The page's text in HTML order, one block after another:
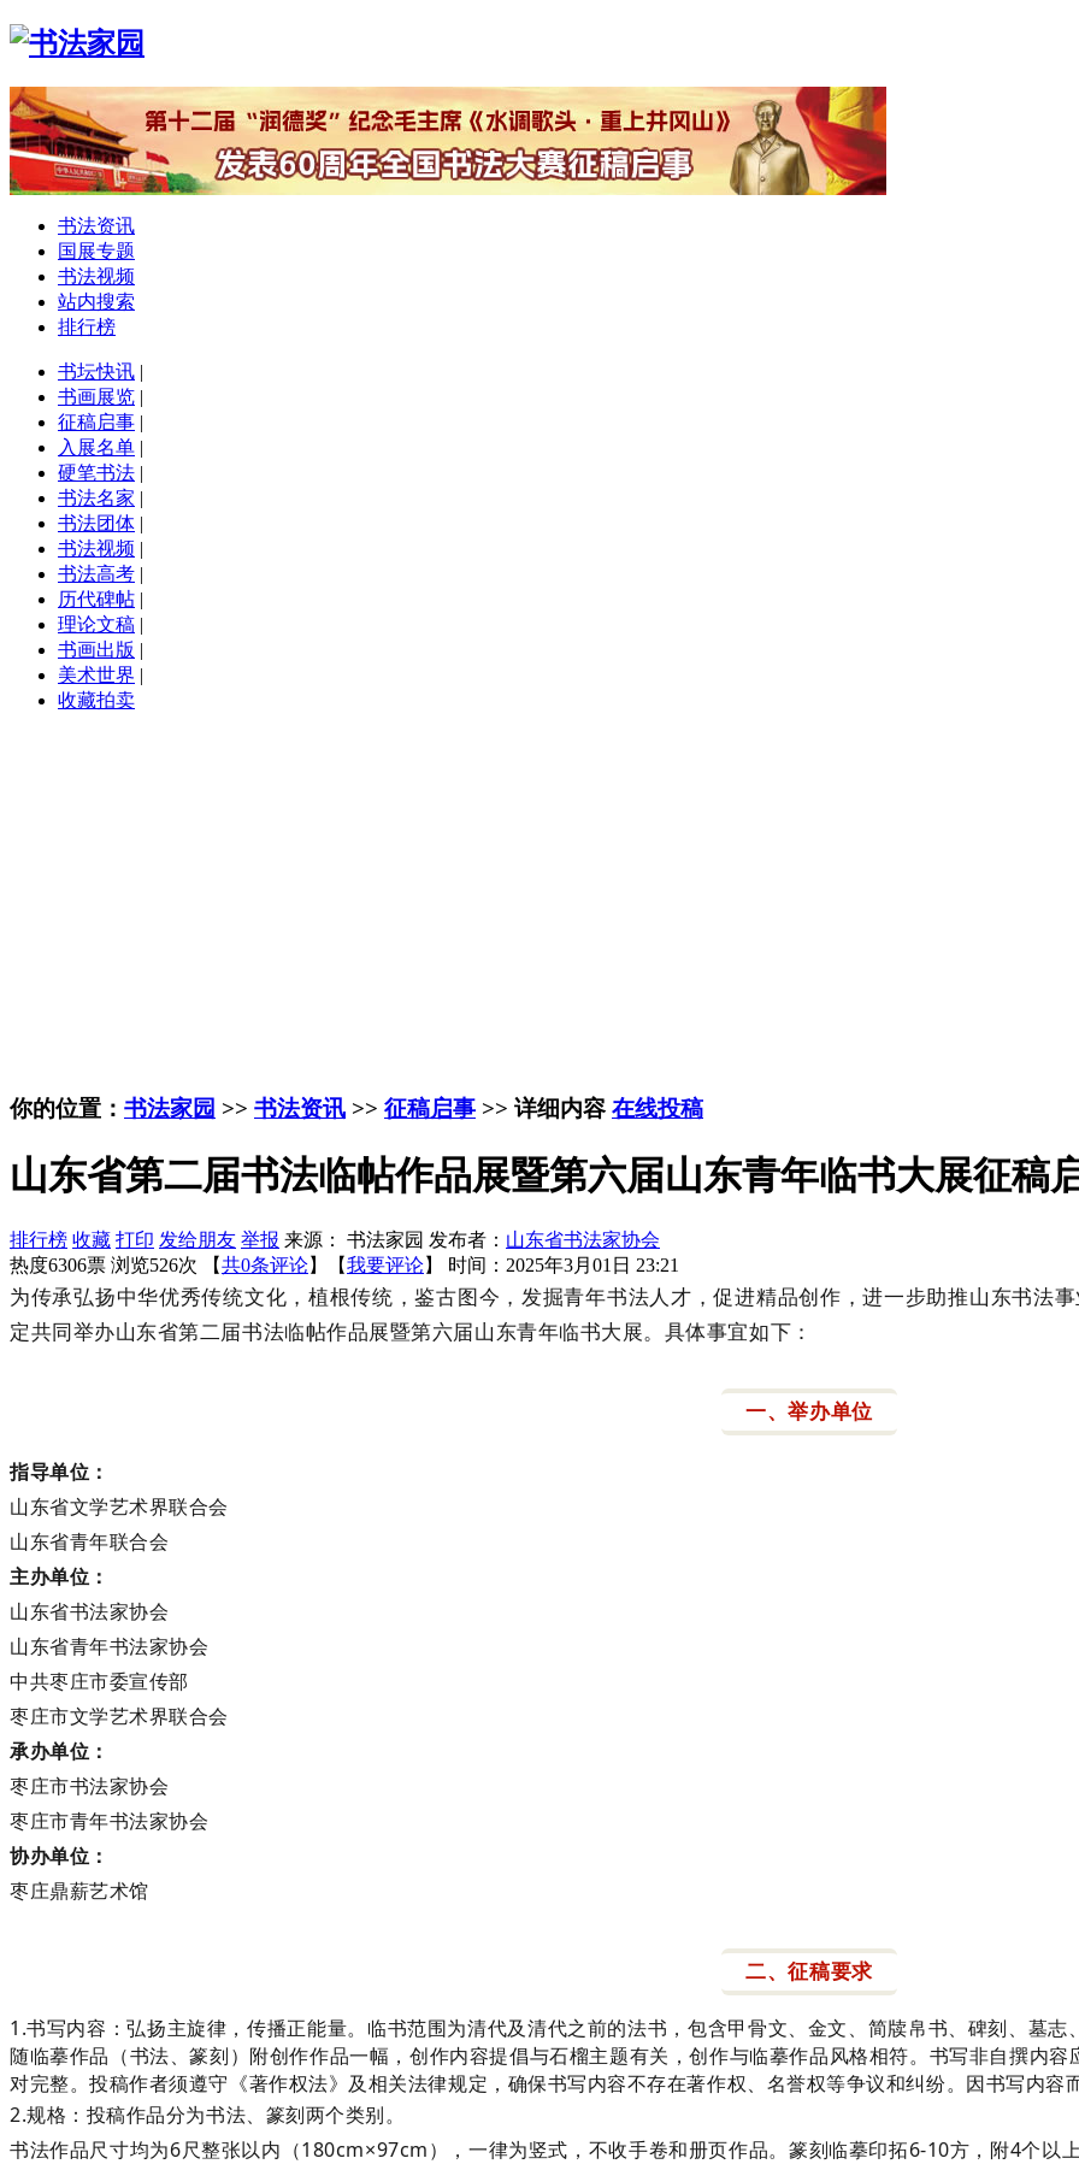
书法资讯
国展专题
书法视频
站内搜索
排行榜
书坛快讯 |
书画展览 |
征稿启事 |
入展名单 |
硬笔书法 |
书法名家 |
书法团体 |
书法视频 |
书法高考 |
历代碑帖 |
理论文稿 |
书画出版 |
美术世界 |
收藏拍卖
你的位置： 书法家园 >> 书法资讯 >> 征稿启事 >> 详细内容 在线投稿
山东省第二届书法临帖作品展暨第六届山东青年临书大展征稿
排行榜 收藏 打印 发给朋友 举报 来源： 书法家园 发布者： 山东省书法家协会
热度6306票 浏览526次 【共0条评论】【我要评论】 时间：2025年3月01日 23:21
为传承弘扬中华优秀传统文化，植根传统，鉴古图今，发掘青年书法人才，促进精品创作，进一步助推山东书法
定共同举办山东省第二届书法临帖作品展暨第六届山东青年临书大展。具体事宜如下：
一、举办单位
指导单位：
山东省文学艺术界联合会
山东省青年联合会
主办单位：
山东省书法家协会
山东省青年书法家协会
中共枣庄市委宣传部
枣庄市文学艺术界联合会
承办单位：
枣庄市书法家协会
枣庄市青年书法家协会
协办单位：
枣庄鼎薪艺术馆
二、征稿要求
1.书写内容：弘扬主旋律，传播正能量。临书范围为清代及清代之前的法书，包含甲骨文、金文、简牍帛书、碑刻、墓志
随临摹作品（书法、篆刻）附创作作品一幅，创作内容提倡与石榴主题有关，创作与临摹作品风格相符。书写非自撰内
对完整。投稿作者须遵守《著作权法》及相关法律规定，确保书写内容不存在著作权、名誉权等争议和纠纷。因书写内容
2.规格：投稿作品分为书法、篆刻两个类别。
书法作品尺寸均为6尺整张以内（180cm×97cm），一律为竖式，不收手卷和册页作品。篆刻临摹印拓6-10方，附4个